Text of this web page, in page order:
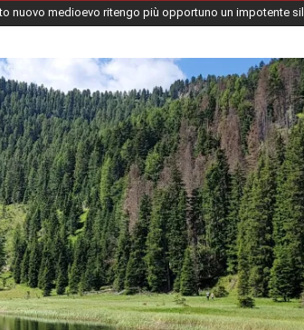
nuovo medioevo ritengo più opportuno un impotente